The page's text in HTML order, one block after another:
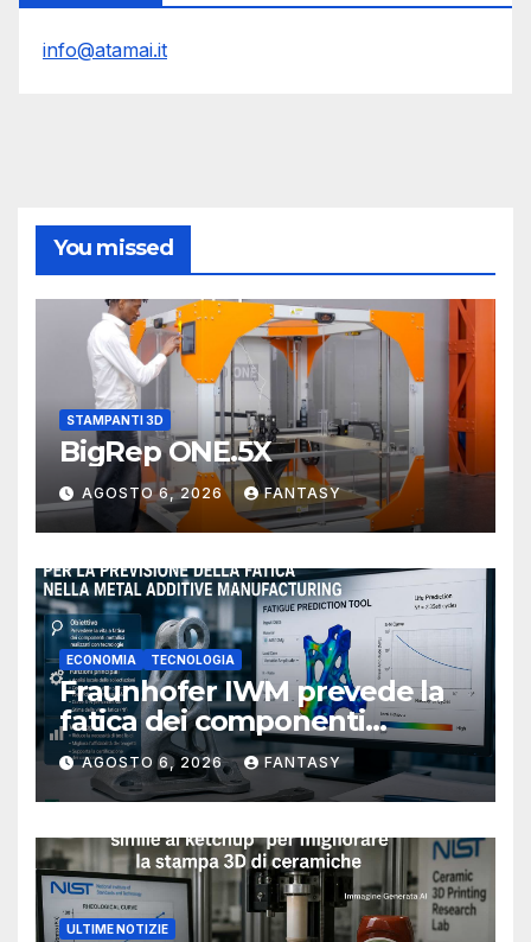
info@atamai.it
You missed
STAMPANTI 3D
BigRep ONE.5X
AGOSTO 6, 2026 FANTASY
ECONOMIA TECNOLOGIA
Fraunhofer IWM prevede la
fatica dei componenti
metallici stampati in 3D
AGOSTO 6, 2026 FANTASY
ULTIME NOTIZIE